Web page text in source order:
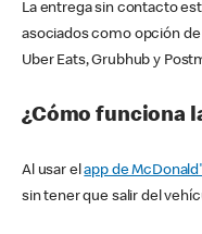
La entrega sin contacto
asociados como opción
Uber Eats, Grubhub y
¿Cómo funciona
Al usar elapp de
sin tener que salir del